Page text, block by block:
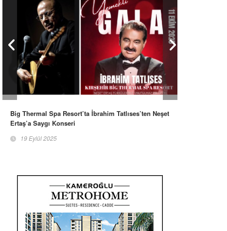
Big Thermal Spa Resort’ta İbrahim Tatlıses’ten Neşet
Ertaş’a Saygı Konseri
19 Eylül 2025